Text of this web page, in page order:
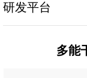
研发平台
多能